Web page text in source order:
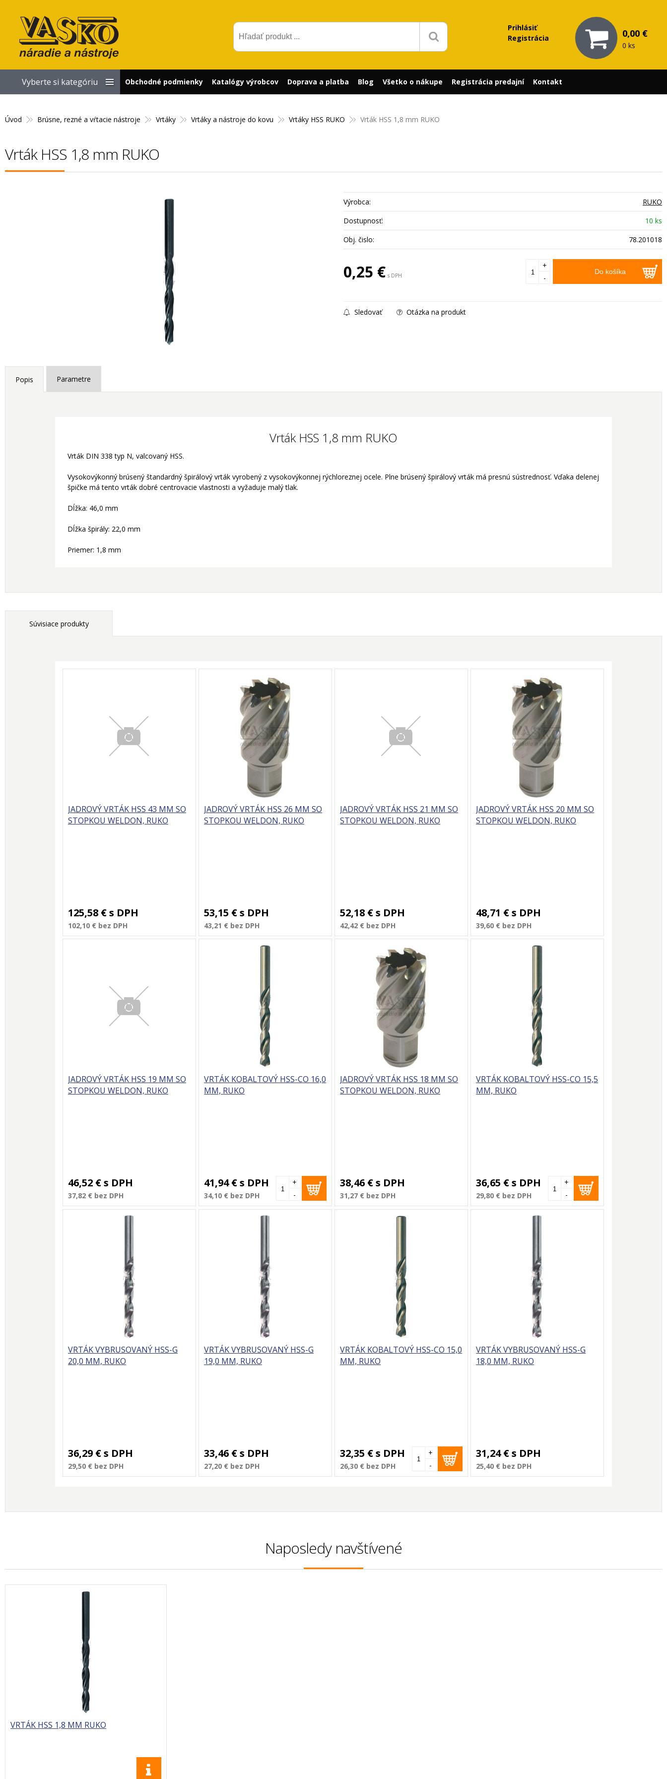
Prihlásiť
Registrácia
0,00 €
0 ks
Úvod Brúsne, rezné a vŕtacie nástroje Vrtáky Vrtáky a nástroje do kovu Vrtáky HSS RUKO Vrták HSS 1,8 mm RUKO
Vrták HSS 1,8 mm RUKO
Výrobca:
RUKO
Dostupnosť:
10 ks
Obj. čislo:
78.201018
0,25 € s DPH Do košíka
+
-
Sledovať Otázka na produkt
Popis Parametre
Vrták HSS 1,8 mm RUKO
Vrták DIN 338 typ N, valcovaný HSS.
Vysokovýkonný brúsený štandardný špirálový vrták vyrobený z vysokovýkonnej rýchloreznej ocele. Plne brúsený špirálový vrták má presnú sústrednosť. Vďaka delenej
špičke má tento vrták dobré centrovacie vlastnosti a vyžaduje malý tlak.
Dĺžka: 46,0 mm
Dĺžka špirály: 22,0 mm
Priemer: 1,8 mm
Súvisiace produkty
JADROVÝ VRTÁK HSS 43 MM SO
STOPKOU WELDON, RUKO
125,58 €s DPH
102,10 € bez DPH
JADROVÝ VRTÁK HSS 26 MM SO
STOPKOU WELDON, RUKO
53,15 €s DPH
43,21 € bez DPH
JADROVÝ VRTÁK HSS 21 MM SO
STOPKOU WELDON, RUKO
52,18 €s DPH
42,42 € bez DPH
JADROVÝ VRTÁK HSS 20 MM SO
STOPKOU WELDON, RUKO
48,71 €s DPH
39,60 € bez DPH
JADROVÝ VRTÁK HSS 19 MM SO
STOPKOU WELDON, RUKO
46,52 €s DPH
37,82 € bez DPH
VRTÁK KOBALTOVÝ HSS-CO 16,0
MM, RUKO
41,94 €s DPH
34,10 € bez DPH -
+
JADROVÝ VRTÁK HSS 18 MM SO
STOPKOU WELDON, RUKO
38,46 €s DPH
31,27 € bez DPH
VRTÁK KOBALTOVÝ HSS-CO 15,5
MM, RUKO
36,65 €s DPH
29,80 € bez DPH -
+
VRTÁK VYBRUSOVANÝ HSS-G
20,0 MM, RUKO
36,29 €s DPH
29,50 € bez DPH
VRTÁK VYBRUSOVANÝ HSS-G
19,0 MM, RUKO
33,46 €s DPH
27,20 € bez DPH
VRTÁK KOBALTOVÝ HSS-CO 15,0
MM, RUKO
32,35 €s DPH
26,30 € bez DPH -
+
VRTÁK VYBRUSOVANÝ HSS-G
18,0 MM, RUKO
31,24 €s DPH
25,40 € bez DPH
Naposledy navštívené
VRTÁK HSS 1,8 MM RUKO
Vyberte si kategóriu Obchodné podmienky Katalógy výrobcov Doprava a platba Blog Všetko o nákupe Registrácia predajní Kontakt